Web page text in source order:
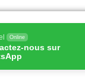
Online
nous sur